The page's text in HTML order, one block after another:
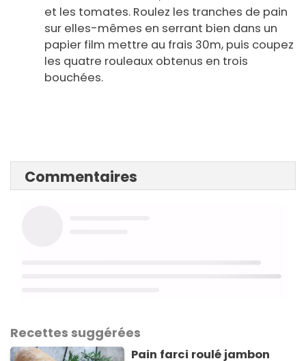
et les tomates. Roulez les tranches de pain
sur elles-mêmes en serrant bien dans un
papier film mettre au frais 30m, puis coupez
les quatre rouleaux obtenus en trois
bouchées.
Commentaires
Recettes suggérées
Pain farci roulé jambon